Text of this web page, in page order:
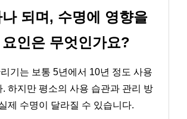
되며, 수명에 영향을
인은 무엇인가요?
기는 보통 5년에서 10년 정도 사용
. 하지만 평소의 사용 습관과 관리 방
제 수명이 달라질 수 있습니다.